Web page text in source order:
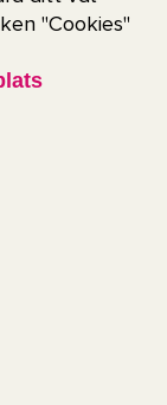
ej).
"Cookies"